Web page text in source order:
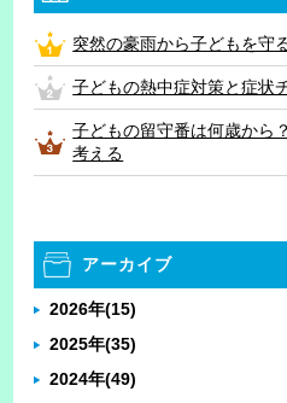
突然の豪雨から子どもを守
子どもの熱中症対策と症状
子どもの留守番は何歳から
考える
アーカイブ
2026年(15)
2025年(35)
2024年(49)